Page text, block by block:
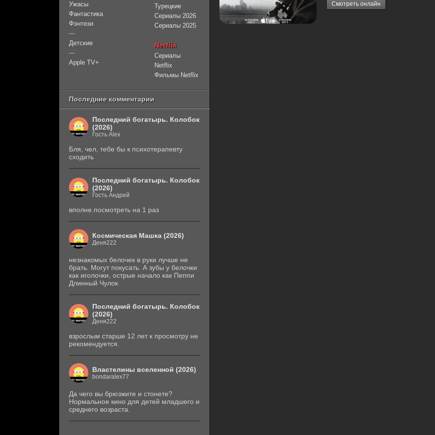
Смотреть онлайн
Ужасы
Фантастика
Фэнтези
—
Детские
—
Apple TV+
Турецкие
Сериалы 2026
Сериалы 2025
Netflix
Сериалы
Netflix
Фильмы Netflix
Последние комментарии
Последний богатырь. Колобок
(2026)
Гость Alex
Бля, чел, тебе бы к психотерапевту
сходить
Последний богатырь. Колобок
(2026)
Гость Андрей
вполне.посмотреть на 1 раз
Космическая Машка (2026)
Деня222
незнакомых белочек в руки лучше не
брать. Могут покусать. А зубы у белочки
как иголочки, острые начало как Пеппи
Длинный Чулок
Последний богатырь. Колобок
(2026)
Деня222
взрослым старше 12 лет к просмотру не
рекомендуется.
Властелины вселенной (2026)
bondaralex77
Да чего вы брюзжите и стонете?
Нормальное кино для детей младшего и
среднего возраста.